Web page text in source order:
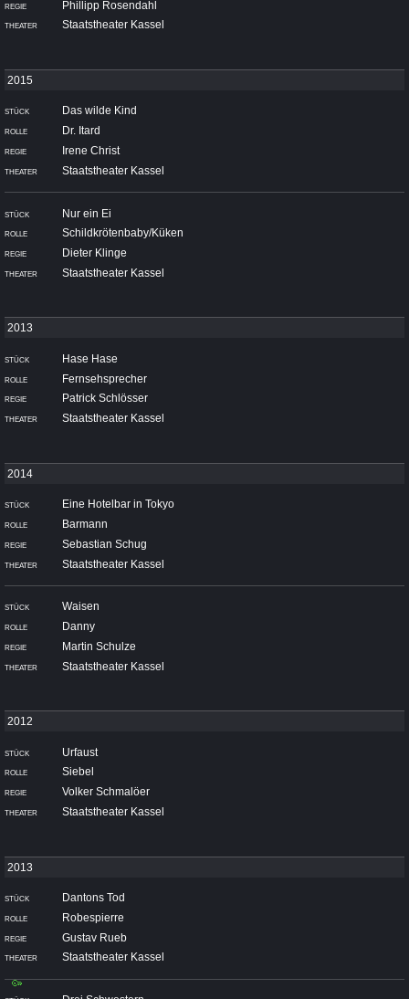
Phillipp Rosendahl
Staatstheater Kassel
Das wilde Kind
Dr. Itard
Irene Christ
Staatstheater Kassel
Nur ein Ei
Schildkrötenbaby/Küken
Dieter Klinge
Staatstheater Kassel
Hase Hase
Fernsehsprecher
Patrick Schlösser
Staatstheater Kassel
Eine Hotelbar in Tokyo
Barmann
Sebastian Schug
Staatstheater Kassel
Waisen
Danny
Martin Schulze
Staatstheater Kassel
Urfaust
Siebel
Volker Schmalöer
Staatstheater Kassel
Dantons Tod
Robespierre
Gustav Rueb
Staatstheater Kassel